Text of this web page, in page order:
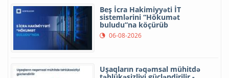
Beş İcra Hakimiyyəti İT
sistemlərini “Hökumət
buludu”na köçürüb
06-08-2026
Uşaqların rəqəmsal mühitdə